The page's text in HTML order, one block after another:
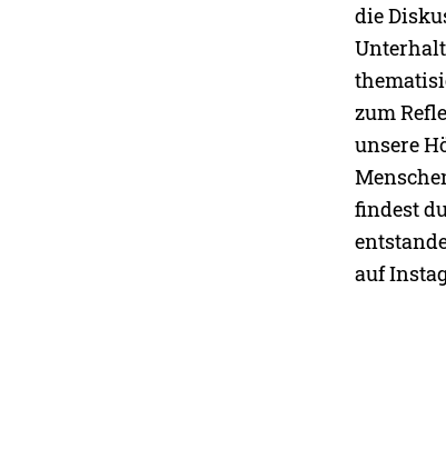
die
zum
unsere
findest
auf